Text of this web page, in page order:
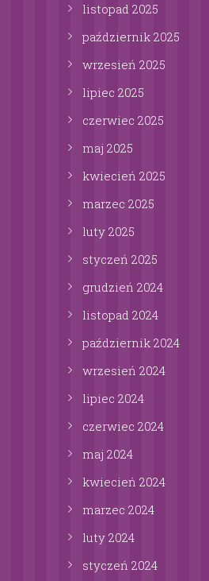
listopad 2025
październik 2025
wrzesień 2025
lipiec 2025
czerwiec 2025
maj 2025
kwiecień 2025
marzec 2025
luty 2025
styczeń 2025
grudzień 2024
listopad 2024
październik 2024
wrzesień 2024
lipiec 2024
czerwiec 2024
maj 2024
kwiecień 2024
marzec 2024
luty 2024
styczeń 2024